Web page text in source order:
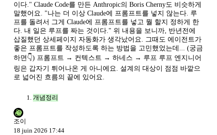
이다." Claude Code를 만든 Anthropic의 Boris Cherny도 비슷하게
말했어요. "나는 더 이상 Claude에 프롬프트를 넣지 않는다. 루
프를 돌려서 그게 Claude에 프롬프트를 넣고 뭘 할지 정하게 한
다. 내 일은 루프를 짜는 것이다." 위 내용을 보니까, 반년전에
삽질했던 상세페이지 자동화가 생각났어요. 그때도 에이전트가
좋은 프롬프트를 작성하도록 하는 방법을 고민했었는데... (궁금
하면👇) 프롬프트 → 컨텍스트 → 하네스 → 루프 루프 엔지니어
링은 갑자기 튀어나온 게 아니에요. 설계의 대상이 점점 바깥으
로 넓어진 흐름의 끝에 있어요.
개념정리
조이
18 juin 2026 17:44